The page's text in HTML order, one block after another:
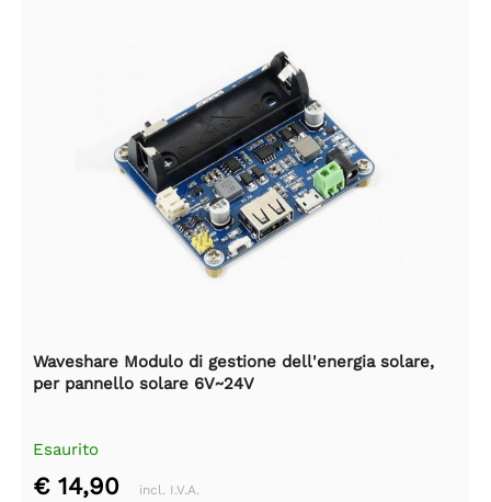
Waveshare Modulo di gestione dell'energia solare,
per pannello solare 6V~24V
Esaurito
€ 14,90 incl. I.V.A.